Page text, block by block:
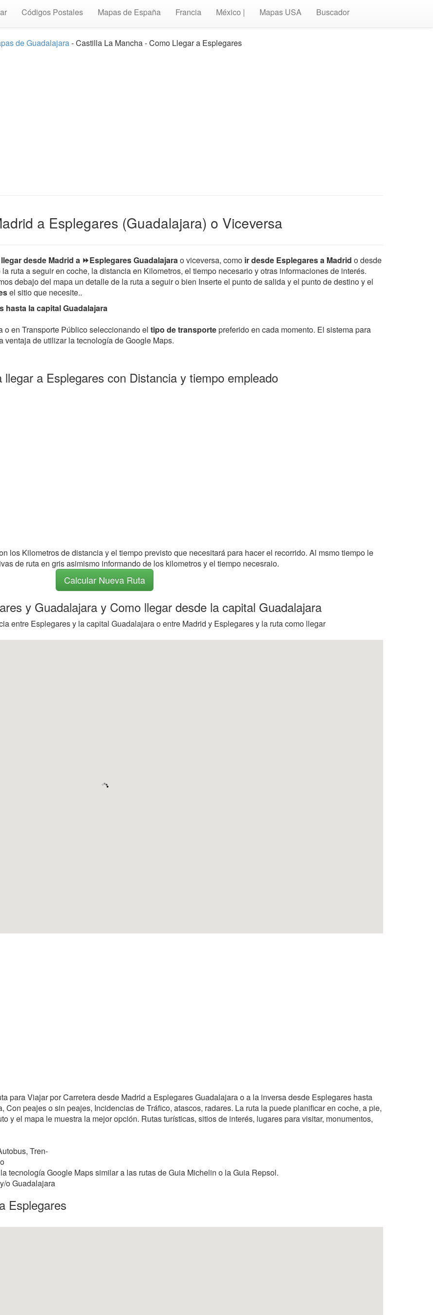
Códigos Postales Mapas de España Francia México | Mapas USA Buscador
de Guadalajara- Castilla La Mancha - Como Llegar a Esplegares
a Esplegares (Guadalajara) o Viceversa
desde Madrid a ⏩Esplegares Guadalajarao viceversa, como ir desde Esplegares a Madrid o desde
ruta a seguir en coche, la distancia en Kilometros, el tiempo necesario y otras informaciones de interés.
debajo del mapa un detalle de la ruta a seguir o bien Inserte el punto de salida y el punto de destino y el
el sitio que necesite..
hasta la capital Guadalajara
o en Transporte Público seleccionando el tipo de transportepreferido en cada momento. El sistema para
ventaja de utilizar la tecnología de Google Maps.
llegar a Esplegares con Distancia y tiempo empleado
los Kilometros de distancia y el tiempo previsto que necesitará para hacer el recorrido. Al msmo tiempo le
de ruta en gris asimismo informando de los kilometros y el tiempo necesraio.
Calcular Nueva Ruta
y Guadalajara y Como llegar desde la capital Guadalajara
entre Esplegares y la capital Guadalajara o entre Madrid y Esplegares y la ruta como llegar
para Viajar por Carretera desde Madrid a Esplegares Guadalajara o a la inversa desde Esplegares hasta
peajes o sin peajes, Incidencias de Tráfico, atascos, radares. La ruta la puede planificar en coche, a pie,
y el mapa le muestra la mejor opción. Rutas turísticas, sitios de interés, lugares para visitar, monumentos,
Tren-
tecnología Google Maps similar a las rutas de Guia Michelin o la Guia Repsol.
o Guadalajara
Esplegares